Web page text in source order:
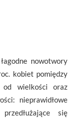
nowotwory
kobiet pomiędzy
wielkości oraz
nieprawidłowe
się